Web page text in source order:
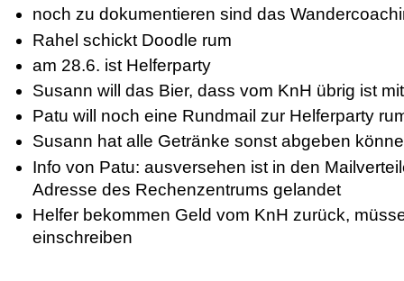
noch zu dokumentieren sind das
Rahel schickt Doodle rum
am 28.6. ist Helferparty
Susann will das Bier, dass vom KnH übrig ist
Patu will noch eine Rundmail zur Helferparty
Susann hat alle Getränke sonst abgeben
Info von Patu: ausversehen ist in den
Adresse des Rechenzentrums gelandet
Helfer bekommen Geld vom KnH zurück,
einschreiben